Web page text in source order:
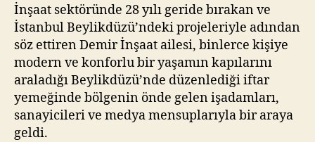
İnşaat sektöründe 28 yılı geride bırakan ve
İstanbul Beylikdüzü’ndeki projeleriyle adından
söz ettiren Demir İnşaat ailesi, binlerce kişiye
modern ve konforlu bir yaşamın kapılarını
araladığı Beylikdüzü’nde düzenlediği iftar
yemeğinde bölgenin önde gelen işadamları,
sanayicileri ve medya mensuplarıyla bir araya
geldi.